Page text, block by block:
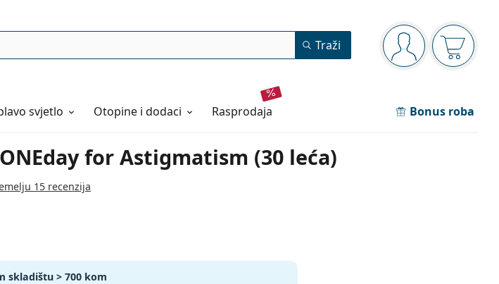
Navigacijska ploča
ste prijavljeni
Traži
svjetlo Otopine i dodaci rasprodaja Bonus roba
for Astigmatism (30 leća)
15 recenzija
skladištu > 700 kom